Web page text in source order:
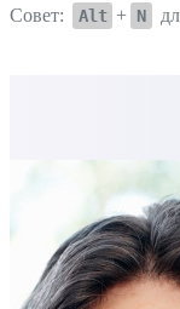
Совет:
Alt + N